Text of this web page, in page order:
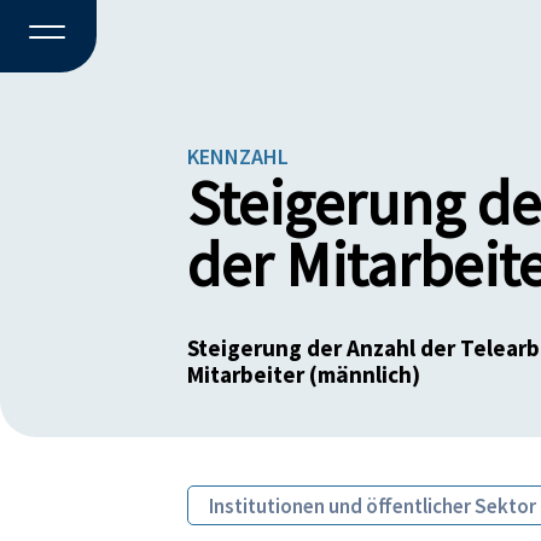
KENNZAHL
Steigerung
der
Steigerung der Anzahl der
Mitarbeiter (männlich)
Institutionen und öffentlicher Sektor